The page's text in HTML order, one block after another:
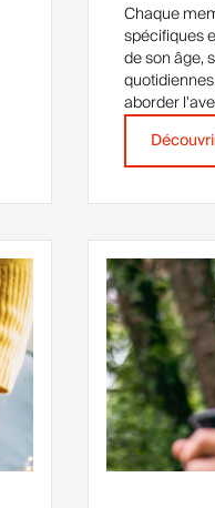
Chaque
spécifiques
de son âge,
aborder